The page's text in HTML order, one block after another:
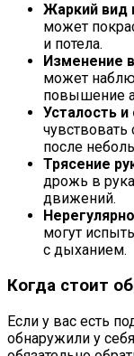
Жаркий вид
может
и потела.
Изменение
может
повышение
Усталость и
после
Трясение
дрожь в
движений.
могут
с дыханием.
Когда стоит
Если у вас есть
обнаружили у